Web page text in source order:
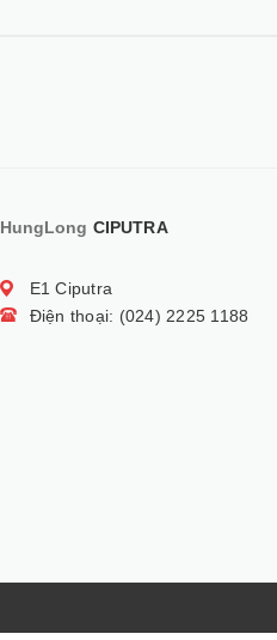
HungLong CIPUTRA
E1 Ciputra
Điện thoại: (024) 2225 1188